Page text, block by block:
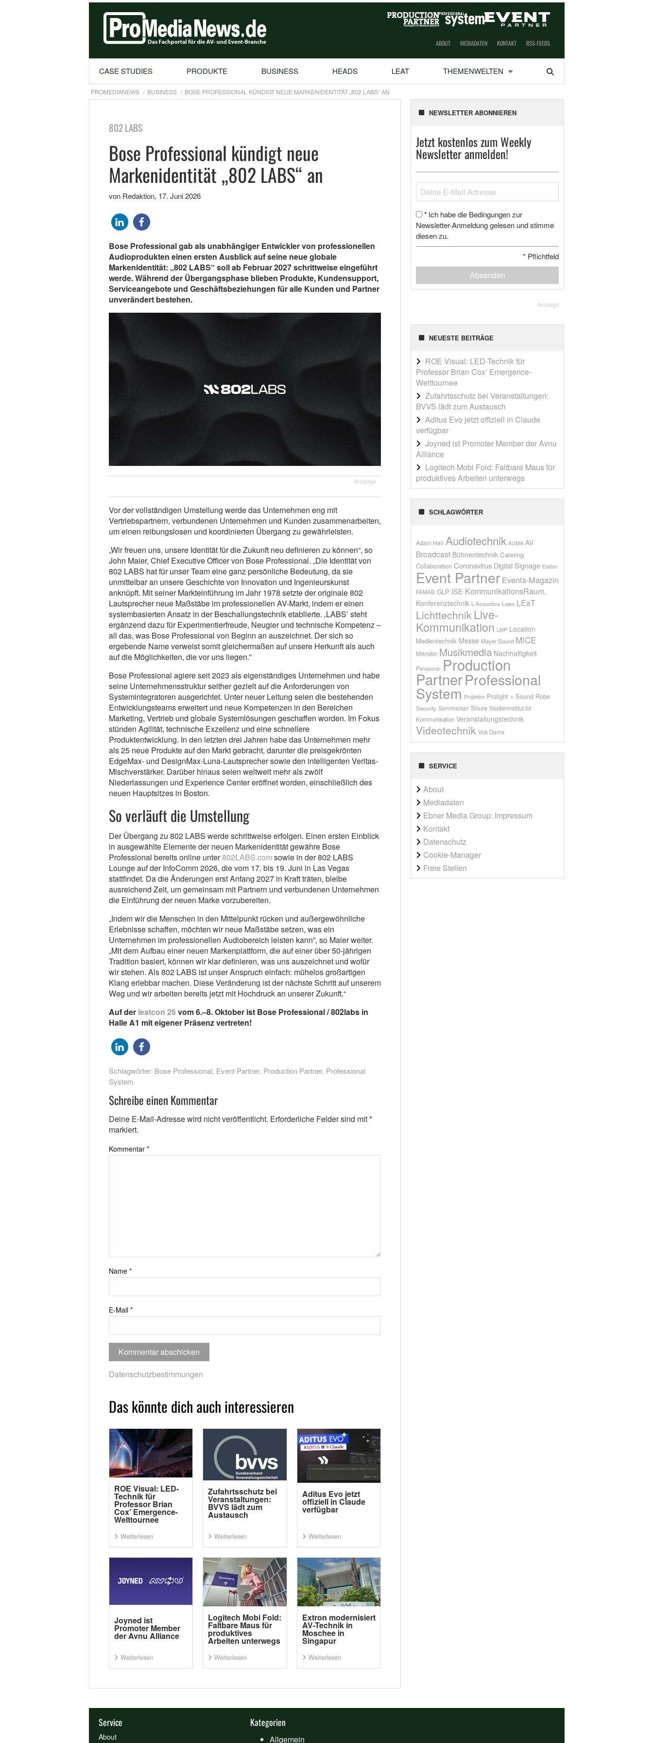
ABOUT MEDIADATEN KONTAKT RSS-FEEDS
CASE STUDIES PRODUKTE BUSINESS HEADS LEAT THEMENWELTEN Suchen
PROMEDIANEWS BUSINESS BOSE PROFESSIONAL KÜNDIGT NEUE MARKENIDENTITÄT „802 LABS“ AN
802 LABS
Bose Professional kündigt neue
Markenidentität „802 LABS“ an
von Redaktion, 17. Juni 2026
Bose Professional gab als unabhängiger Entwickler von professionellen
Audioprodukten einen ersten Ausblick auf seine neue globale
Markenidentität: „802 LABS“ soll ab Februar 2027 schrittweise eingeführt
werde. Während der Übergangsphase blieben Produkte, Kundensupport,
Serviceangebote und Geschäftsbeziehungen für alle Kunden und Partner
unverändert bestehen.
Anzeige
Vor der vollständigen Umstellung werde das Unternehmen eng mit
Vertriebspartnern, verbundenen Unternehmen und Kunden zusammenarbeiten,
um einen reibungslosen und koordinierten Übergang zu gewährleisten.
„Wir freuen uns, unsere Identität für die Zukunft neu definieren zu können“, so
John Maier, Chief Executive Officer von Bose Professional. „Die Identität von
802 LABS hat für unser Team eine ganz persönliche Bedeutung, da sie
unmittelbar an unsere Geschichte von Innovation und Ingenieurskunst
anknüpft. Mit seiner Markteinführung im Jahr 1978 setzte der originale 802
Lautsprecher neue Maßstäbe im professionellen AV-Markt, indem er einen
systembasierten Ansatz in der Beschallungstechnik etablierte. ‚LABS’ steht
ergänzend dazu für Experimentierfreude, Neugier und technische Kompetenz –
all das, was Bose Professional von Beginn an auszeichnet. Der sich so
ergebende Name verweist somit gleichermaßen auf unsere Herkunft als auch
auf die Möglichkeiten, die vor uns liegen.”
Bose Professional agiere seit 2023 als eigenständiges Unternehmen und habe
seine Unternehmensstruktur seither gezielt auf die Anforderungen von
Systemintegratoren ausgerichtet. Unter neuer Leitung seien die bestehenden
Entwicklungsteams erweitert und neue Kompetenzen in den Bereichen
Marketing, Vertrieb und globale Systemlösungen geschaffen worden. Im Fokus
stünden Agilität, technische Exzellenz und eine schnellere
Produktentwicklung. In den letzten drei Jahren habe das Unternehmen mehr
als 25 neue Produkte auf den Markt gebracht, darunter die preisgekrönten
EdgeMax- und DesignMax-Luna-Lautsprecher sowie den intelligenten Veritas-
Mischverstärker. Darüber hinaus seien weltweit mehr als zwölf
Niederlassungen und Experience Center eröffnet worden, einschließlich des
neuen Hauptsitzes in Boston.
So verläuft die Umstellung
Der Übergang zu 802 LABS werde schrittweise erfolgen. Einen ersten Einblick
in ausgewählte Elemente der neuen Markenidentität gewähre Bose
Professional bereits online unter802LABS.com sowie in der 802 LABS
Lounge auf der InfoComm 2026, die vom 17. bis 19. Juni in Las Vegas
stattfindet. Da die Änderungen erst Anfang 2027 in Kraft träten, bleibe
ausreichend Zeit, um gemeinsam mit Partnern und verbundenen Unternehmen
die Einführung der neuen Marke vorzubereiten.
„Indem wir die Menschen in den Mittelpunkt rücken und außergewöhnliche
Erlebnisse schaffen, möchten wir neue Maßstäbe setzen, was ein
Unternehmen im professionellen Audiobereich leisten kann”, so Maier weiter.
„Mit dem Aufbau einer neuen Markenplattform, die auf einer über 50-jährigen
Tradition basiert, können wir klar definieren, was uns auszeichnet und wofür
wir stehen. Als 802 LABS ist unser Anspruch einfach: mühelos großartigen
Klang erlebbar machen. Diese Veränderung ist der nächste Schritt auf unserem
Weg und wir arbeiten bereits jetzt mit Hochdruck an unserer Zukunft.“
Auf der leatcon 26vom 6.–8. Oktober ist Bose Professional / 802labs in
Halle A1 mit eigener Präsenz vertreten!
Schlagwörter: Bose Professional, Event Partner, Production Partner, Professional
System
Schreibe einen Kommentar
Deine E-Mail-Adresse wird nicht veröffentlicht. Erforderliche Felder sind mit*
markiert.
Kommentar *
Name *
E-Mail *
Datenschutzbestimmungen
Das könnte dich auch interessieren
ROE Visual: LED-
Technik für
Professor Brian
Cox’ Emergence-
Welttournee
Weiterlesen
Zufahrtsschutz bei
Veranstaltungen:
BVVS lädt zum
Austausch
Weiterlesen
Aditus Evo jetzt
offiziell in Claude
verfügbar
Weiterlesen
Joyned ist
Promoter Member
der Avnu Alliance
Weiterlesen
Logitech Mobi Fold:
Faltbare Maus für
produktives
Arbeiten unterwegs
Weiterlesen
Extron modernisiert
AV-Technik in
Moschee in
Singapur
Weiterlesen
NEWSLETTER ABONNIEREN
Jetzt kostenlos zum Weekly
Newsletter anmelden!
* Ich habe die Bedingungen zur
Newsletter-Anmeldung gelesen und stimme
diesen zu.
* Pflichtfeld
Absenden
Anzeige
NEUESTE BEITRÄGE
ROE Visual: LED-Technik für
Professor Brian Cox’ Emergence-
Welttournee
Zufahrtsschutz bei Veranstaltungen:
BVVS lädt zum Austausch
Aditus Evo jetzt offiziell in Claude
verfügbar
Joyned ist Promoter Member der Avnu
Alliance
Logitech Mobi Fold: Faltbare Maus für
produktives Arbeiten unterwegs
SCHLAGWÖRTER
Adam Hall Audiotechnik AUMA AV
Broadcast Bühnentechnik Catering
Collaboration Coronavirus Digital Signage Elation
Event Partner Events-Magazin
FAMAB GLP ISE KommunikationsRaum.
Konferenztechnik L-Acoustics Lawo LEaT
Lichttechnik Live-
Kommunikation LMP Location
Medientechnik Messe Meyer Sound MICE
Mikrofon Musikmedia Nachhaltigkeit
Panasonic Production
PartnerProfessional
System Projektor Prolight + Sound Robe
Security Sennheiser Shure Studieninstitut für
Kommunikation Veranstaltungstechnik
Videotechnik Vok Dams
SERVICE
About
Mediadaten
Ebner Media Group: Impressum
Kontakt
Datenschutz
Cookie-Manager
Freie Stellen
Service
About
Kategorien
Allgemein